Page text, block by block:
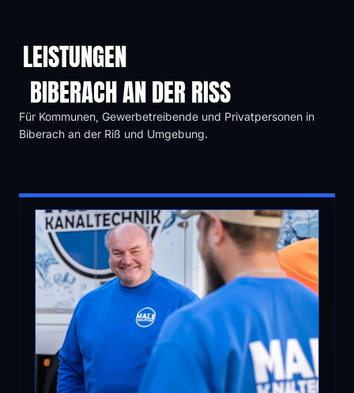
LEISTUNGEN
BIBERACH AN DER RISS
Für Kommunen, Gewerbetreibende und Privatpersonen in
Biberach an der Riß und Umgebung.
01